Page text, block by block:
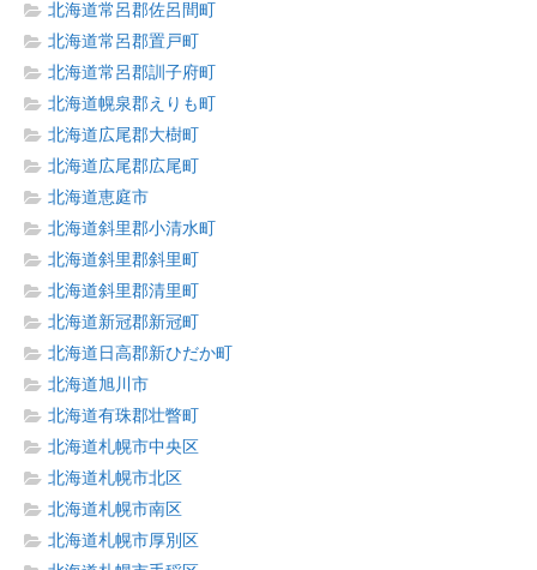
北海道常呂郡佐呂間町
北海道常呂郡置戸町
北海道常呂郡訓子府町
北海道幌泉郡えりも町
北海道広尾郡大樹町
北海道広尾郡広尾町
北海道恵庭市
北海道斜里郡小清水町
北海道斜里郡斜里町
北海道斜里郡清里町
北海道新冠郡新冠町
北海道日高郡新ひだか町
北海道旭川市
北海道有珠郡壮瞥町
北海道札幌市中央区
北海道札幌市北区
北海道札幌市南区
北海道札幌市厚別区